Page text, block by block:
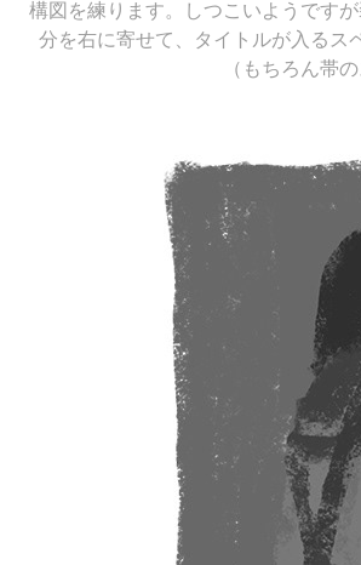
構図を練ります。しつこいようです
分を右に寄せて、タイトルが入るス
（もちろん帯